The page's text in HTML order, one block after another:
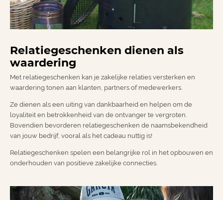
Relatiegeschenken dienen als
waardering
Met relatiegeschenken kan je zakelijke relaties versterken en
waardering tonen aan klanten, partners of medewerkers.
Ze dienen als een uiting van dankbaarheid en helpen om de
loyaliteit en betrokkenheid van de ontvanger te vergroten.
Bovendien bevorderen relatiegeschenken de naamsbekendheid
van jouw bedrijf, vooral als het cadeau nuttig is!
Relatiegeschenken spelen een belangrijke rol in het opbouwen en
onderhouden van positieve zakelijke connecties.